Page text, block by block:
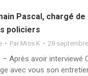
Pascal, chargé de
policiers
Par Miss K 28
Après avoir interviewé
avec vous son